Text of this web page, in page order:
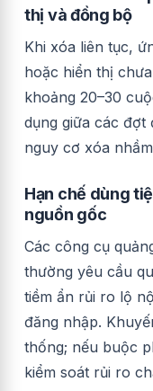
thị và đồng bộ
Khi xóa liên tục,
hoặc hiển thị
khoảng 20–30
dụng giữa các
nguy cơ xóa
Hạn chế dùng
nguồn gốc
Các công cụ
thường yêu cầu
tiềm ẩn rủi ro lộ
đăng nhập.
thống; nếu buộc
kiểm soát rủi ro